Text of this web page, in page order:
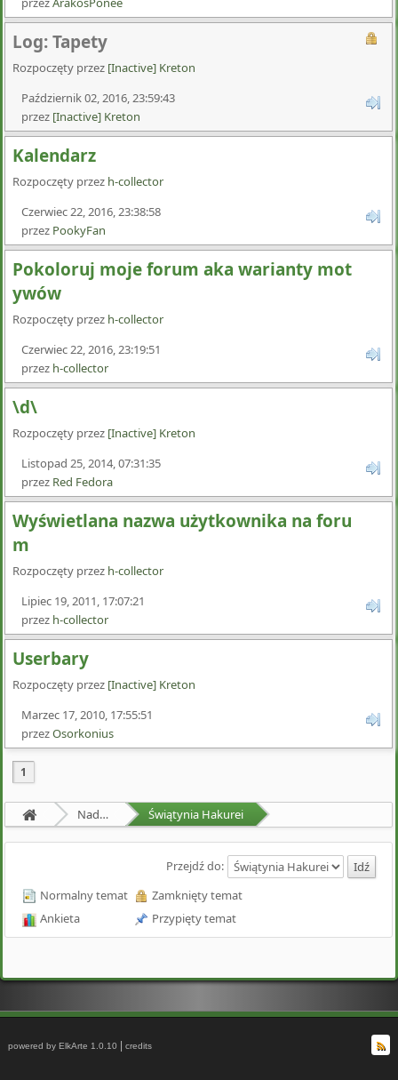
Log: Tapety
Rozpoczęty przez [Inactive] Kreton
Październik 02, 2016, 23:59:43
przez [Inactive] Kreton
Kalendarz
Rozpoczęty przez h-collector
Czerwiec 22, 2016, 23:38:58
przez PookyFan
Pokoloruj moje forum aka warianty mot
ywów
Rozpoczęty przez h-collector
Czerwiec 22, 2016, 23:19:51
przez h-collector
\d\
Rozpoczęty przez [Inactive] Kreton
Listopad 25, 2014, 07:31:35
przez Red Fedora
Wyświetlana nazwa użytkownika na foru
m
Rozpoczęty przez h-collector
Lipiec 19, 2011, 17:07:21
przez h-collector
Userbary
Rozpoczęty przez [Inactive] Kreton
Marzec 17, 2010, 17:55:51
przezOsorkonius
1
Nadprzyrodzona Granica Świątynia Hakurei
Przejdź do:
Normalny temat
Ankieta
Zamknięty temat
Przypięty temat
powered by ElkArte 1.0.10 |credits